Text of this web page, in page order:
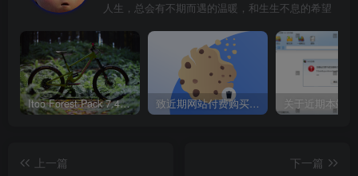
人生，总会有不期而遇的温暖，和生生不息的希望
Itoo Forest Pack 7.4.20 森林插件 For 3DSMAX 2014 ~ 2023 汉化永久版 致近期网站付费购买资源及会员用户后，网页显示依然没有购买解决方法！
上一篇
下一篇